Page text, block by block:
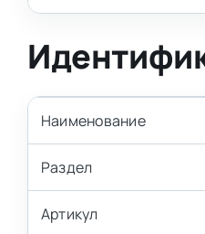
Наименование
Раздел
Артикул